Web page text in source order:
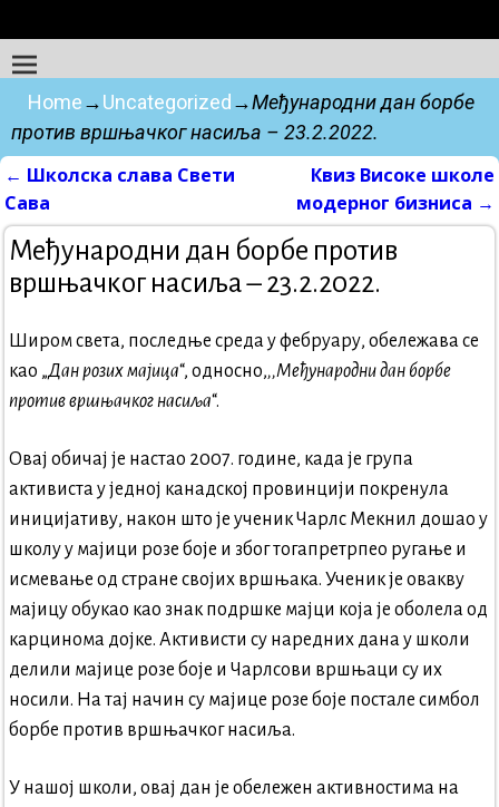
Home→Uncategorized →Међународни дан борбе
против вршњачког насиља – 23.2.2022.
Post navigation
← Школска слава Свети
Сава
Квиз Високе школе
модерног бизниса →
Међународни дан борбе против
вршњачког насиља – 23.2.2022.
Широм света, последње среда у фебруару, обележава се
као „Дан розих мајица“, односно,,,Међународни дан борбе
против вршњачког насиља“.
Овај обичај је настао 2007. године, када је група
активиста у једној канадској провинцији покренула
иницијативу, након што је ученик Чарлс Мекнил дошао у
школу у мајици розе боје и због тогапретрпео ругање и
исмевање од стране својих вршњака. Ученик је овакву
мајицу обукао као знак подршке мајци која је оболела од
карцинома дојке. Активисти су наредних дана у школи
делили мајице розе боје и Чарлсови вршњаци су их
носили. На тај начин су мајице розе боје постале симбол
борбе против вршњачког насиља.
У нашој школи, овај дан је обележен активностима на